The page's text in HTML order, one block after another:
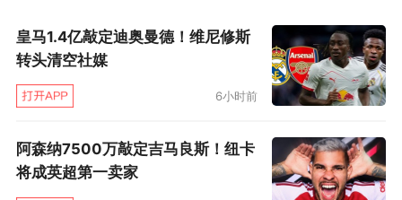
皇马1.4亿敲定迪奥曼德！维尼修斯
转头清空社媒
6小时前
阿森纳7500万敲定吉马良斯！纽卡
将成英超第一卖家